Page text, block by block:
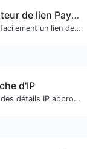
Générateur de lien PayPal
Générez facilement un lien de paiement PayPal.
d'IP
Obtenez des détails IP approximatifs.